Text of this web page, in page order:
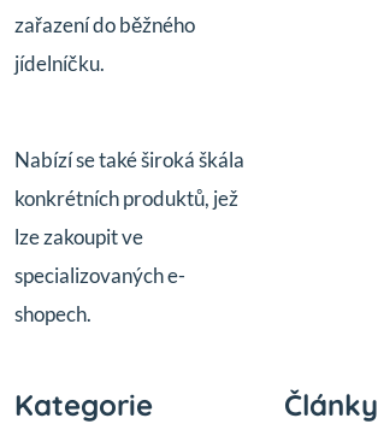
zařazení do běžného
jídelníčku.
Nabízí se také široká škála
konkrétních produktů, jež
lze zakoupit ve
specializovaných e-
shopech.
Kategorie Články